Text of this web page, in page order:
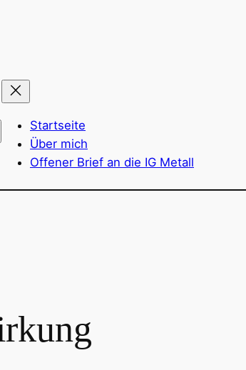
Startseite
Über mich
Offener Brief an die IG Metall